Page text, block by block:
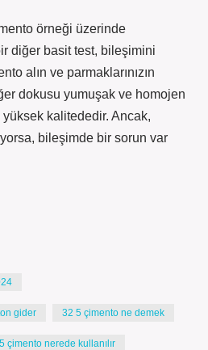
örneği üzerinde
diğer basit test, bileşimini
alın ve parmaklarınızın
dokusu yumuşak ve homojen
kalitededir. Ancak,
bileşimde bir sorun var
gider 32 5 çimento ne demek
çimento nerede kullanılır